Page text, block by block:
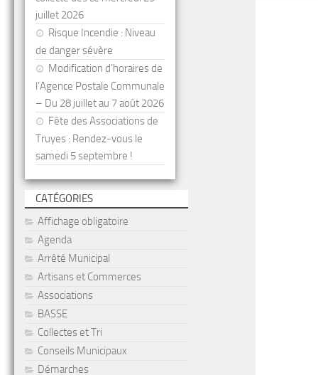
juillet 2026
Risque Incendie : Niveau
de danger sévère
Modification d’horaires de
l’Agence Postale Communale
– Du 28 juillet au 7 août 2026
Fête des Associations de
Truyes : Rendez-vous le
samedi 5 septembre !
CATÉGORIES
Affichage obligatoire
Agenda
Arrêté Municipal
Artisans et Commerces
Associations
BASSE
Collectes et Tri
Conseils Municipaux
Démarches